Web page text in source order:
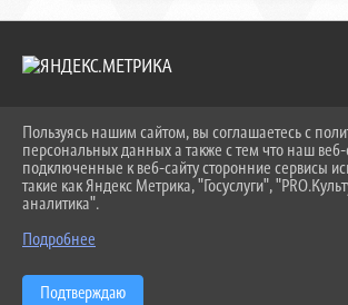
2026 Г. KEIPBK.RU
ВХОД
КАРТА САЙТА
ПОЛИТИКА ОБРАБОТКИ
СДЕЛАНО НА KUBCMS
Пользуясь нашим сайтом, вы соглашаетесь с
персональных данных а также с тем что наш веб-
подключенные к веб-сайту сторонние сервисы
такие как Яндекс Метрика, "Госуслуги",
аналитика".
Подробнее
Подтверждаю